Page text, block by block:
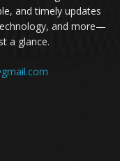
and timely updates
and more—
a glance.